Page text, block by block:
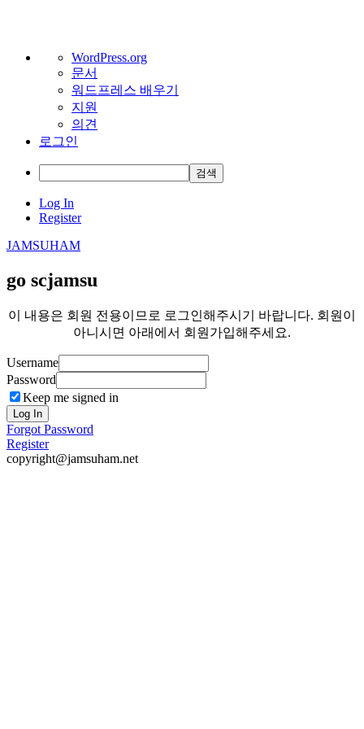
정
WordPress.org
문서
워드프레스 배우기
지원
의견
로그인
검
색
Skip
Log In
Register
JAMSUHAM
go scjamsu
이 내용은 회원 전용이므로 로그인해주시기 바랍니다. 회원이
아니시면 아래에서 회원가입해주세요.
Username
Password
Keep me signed in
Log In
Forgot Password
Register
copyright@jamsuham.net